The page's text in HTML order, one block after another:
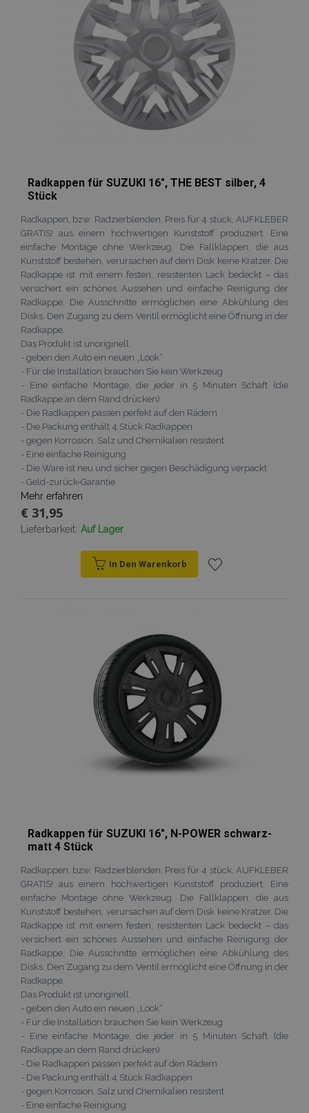
Radkappen für SUZUKI 16", THE BEST silber, 4
Stück
Radkappen, bzw. Radzierblenden, Preis für 4 stück, AUFKLEBER
GRATIS! aus einem hochwertigen Kunststoff produziert. Eine
einfache Montage ohne Werkzeug. Die Fallklappen, die aus
Kunststoff bestehen, verursachen auf dem Disk keine Kratzer. Die
Radkappe ist mit einem festen, resistenten Lack bedeckt – das
versichert ein schönes Aussehen und einfache Reinigung der
Radkappe. Die Ausschnitte ermöglichen eine Abkühlung des
Disks. Den Zugang zu dem Ventil ermöglicht eine Öffnung in der
Radkappe.
Das Produkt ist unoriginell.
- geben den Auto ein neuen „Look“
- Für die Installation brauchen Sie kein Werkzeug
- Eine einfache Montage, die jeder in 5 Minuten Schaft (die
Radkappe an dem Rand drücken)
- Die Radkappen passen perfekt auf den Rädern
- Die Packung enthält 4 Stück Radkappen
- gegen Korrosion, Salz und Chemikalien resistent
- Eine einfache Reinigung
- Die Ware ist neu und sicher gegen Beschädigung verpackt
- Geld-zurück-Garantie
Mehr erfahren
€ 31,95
Lieferbarkeit: Auf Lager
In Den Warenkorb
Radkappen für SUZUKI 16", N-POWER schwarz-
matt 4 Stück
Radkappen, bzw. Radzierblenden, Preis für 4 stück, AUFKLEBER
GRATIS! aus einem hochwertigen Kunststoff produziert. Eine
einfache Montage ohne Werkzeug. Die Fallklappen, die aus
Kunststoff bestehen, verursachen auf dem Disk keine Kratzer. Die
Radkappe ist mit einem festen, resistenten Lack bedeckt – das
versichert ein schönes Aussehen und einfache Reinigung der
Radkappe. Die Ausschnitte ermöglichen eine Abkühlung des
Disks. Den Zugang zu dem Ventil ermöglicht eine Öffnung in der
Radkappe.
Das Produkt ist unoriginell.
- geben den Auto ein neuen „Look“
- Für die Installation brauchen Sie kein Werkzeug
- Eine einfache Montage, die jeder in 5 Minuten Schaft (die
Radkappe an dem Rand drücken)
- Die Radkappen passen perfekt auf den Rädern
- Die Packung enthält 4 Stück Radkappen
- gegen Korrosion, Salz und Chemikalien resistent
- Eine einfache Reinigung